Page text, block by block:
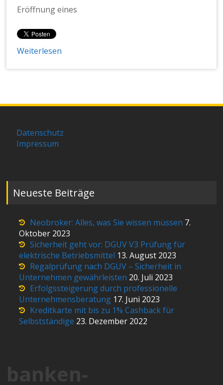
Eröffnung eines
Weiterlesen
Datenschutz
Impressum
Neueste Beiträge
Neobroker: Alles, was Sie wissen müssen 7.
Oktober 2023
Sicherheit geht vor: DGUV V3 Prüfung für
elektrische Betriebsmittel 13. August 2023
Regalprüfung nach DGUV – Sicherheit in
Unternehmen gewährleisten 20. Juli 2023
Erfolgssteigerung durch professionelle
Unternehmensberatung 17. Juni 2023
Kreditkarte mit bis zu 1% Cashback für
Selbstständige 23. Dezember 2022
banken-